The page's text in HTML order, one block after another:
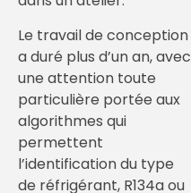
Le travail de conception
a duré plus d’un an, avec
une attention toute
particulière portée aux
algorithmes qui
permettent
l’identification du type
de réfrigérant, R134a ou